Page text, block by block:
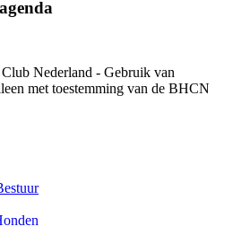
Nederland - Gebruik van
met toestemming van de BHCN